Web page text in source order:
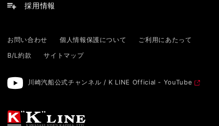
採用情報
お問い合わせ 個人情報保護について
ご利用にあたって
B/L約款
サイトマップ
川崎汽船公式チャンネル / K LINE Official - YouTube